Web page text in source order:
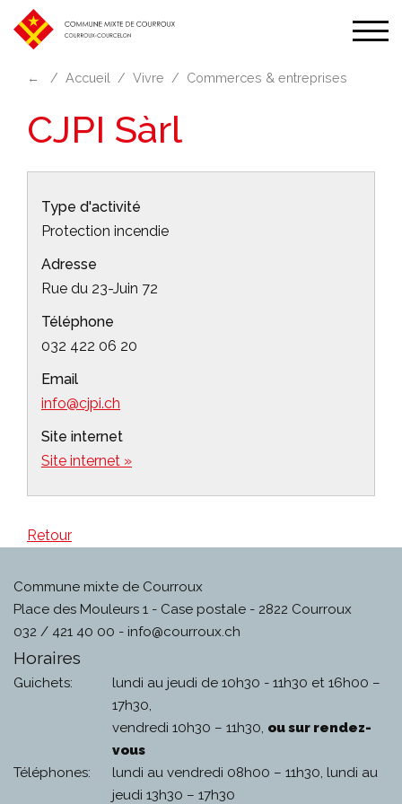
← Accueil Vivre Commerces & entreprises
CJPI Sàrl
Type d'activité
Protection incendie
Adresse
Rue du 23-Juin 72
Téléphone
032 422 06 20
Email
info@cjpi.ch
Site internet
Site internet »
Retour
Commune mixte de Courroux
Place des Mouleurs 1 - Case postale - 2822 Courroux
032 / 421 40 00 - info@courroux.ch
Horaires
Guichets:
lundi au jeudi de 10h30 - 11h30 et 16h00 –
17h30,
vendredi 10h30 – 11h30, ou sur rendez-
vous
Téléphones:
lundi au vendredi 08h00 – 11h30, lundi au
jeudi 13h30 – 17h30